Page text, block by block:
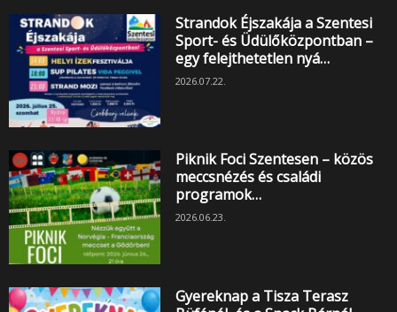
Strandok Éjszakája a Szentesi
Sport- és Üdülőközpontban –
egy felejthetetlen nyá…
2026.07.22.
Piknik Foci Szentesen – közös
meccsnézés és családi
programok…
2026.06.23.
Gyereknap a Tisza Terasz